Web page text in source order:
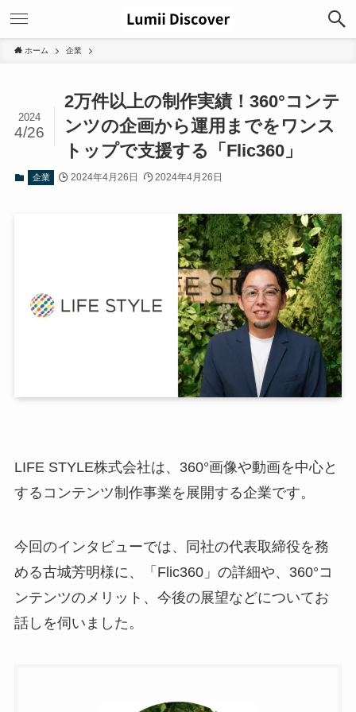
ホーム 企業
2万件以上の制作実績！360°コンテ
ンツの企画から運用までをワンス
トップで支援する「Flic360」
2024
4/26
企業 2024年4月26日 2024年4月26日
LIFE STYLE株式会社は、360°画像や動画を中心と
するコンテンツ制作事業を展開する企業です。
今回のインタビューでは、同社の代表取締役を務
める古城芳明様に、「Flic360」の詳細や、360°コ
ンテンツのメリット、今後の展望などについてお
話しを伺いました。